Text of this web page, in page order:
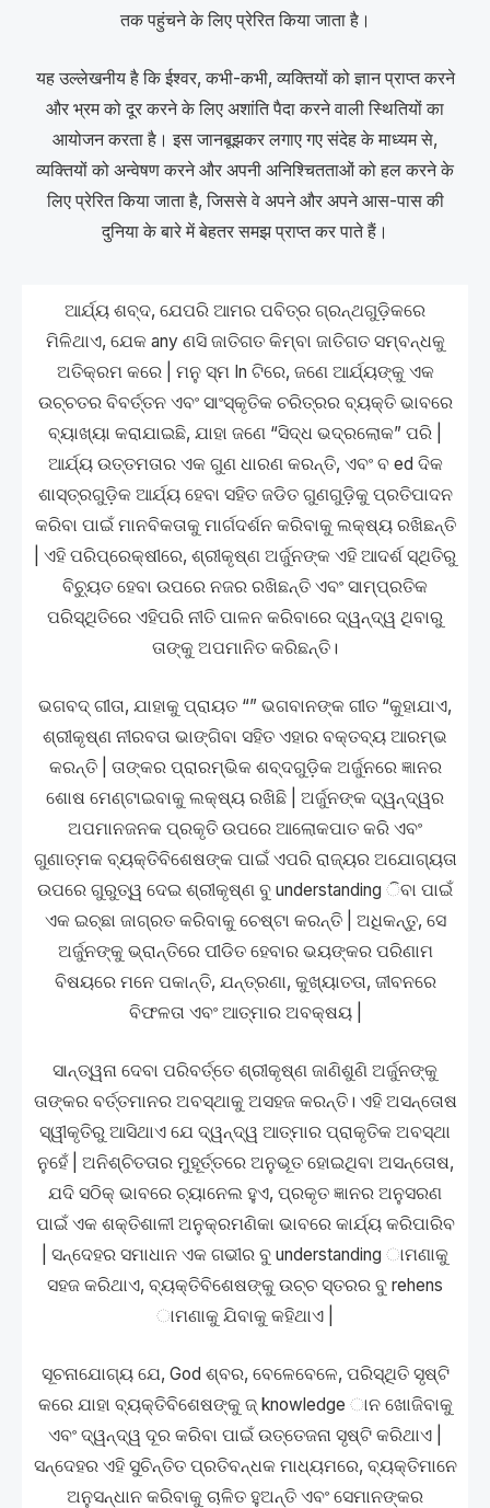
तक पहुंचने के लिए प्रेरित किया जाता है।
यह उल्लेखनीय है कि ईश्वर, कभी-कभी, व्यक्तियों को ज्ञान प्राप्त करने
और भ्रम को दूर करने के लिए अशांति पैदा करने वाली स्थितियों का
आयोजन करता है। इस जानबूझकर लगाए गए संदेह के माध्यम से,
व्यक्तियों को अन्वेषण करने और अपनी अनिश्चितताओं को हल करने के
लिए प्रेरित किया जाता है, जिससे वे अपने और अपने आस-पास की
दुनिया के बारे में बेहतर समझ प्राप्त कर पाते हैं।
ଆର୍ଯ୍ୟ ଶବ୍ଦ, ଯେପରି ଆମର ପବିତ୍ର ଗ୍ରନ୍ଥଗୁଡ଼ିକରେ
ମିଳିଥାଏ, ଯେକ any ଣସି ଜାତିଗତ କିମ୍ବା ଜାତିଗତ ସମ୍ବନ୍ଧକୁ
ଅତିକ୍ରମ କରେ | ମନୁ ସ୍ମ In ଟିରେ, ଜଣେ ଆର୍ଯ୍ୟଙ୍କୁ ଏକ
ଉଚ୍ଚତର ବିବର୍ତ୍ତନ ଏବଂ ସାଂସ୍କୃତିକ ଚରିତ୍ରର ବ୍ୟକ୍ତି ଭାବରେ
ବ୍ୟାଖ୍ୟା କରାଯାଇଛି, ଯାହା ଜଣେ “ସିଦ୍ଧ ଭଦ୍ରଲୋକ” ପରି |
ଆର୍ଯ୍ୟ ଉତ୍ତମତାର ଏକ ଗୁଣ ଧାରଣ କରନ୍ତି, ଏବଂ ବ ed ଦିକ
ଶାସ୍ତ୍ରଗୁଡ଼ିକ ଆର୍ଯ୍ୟ ହେବା ସହିତ ଜଡିତ ଗୁଣଗୁଡ଼ିକୁ ପ୍ରତିପାଦନ
କରିବା ପାଇଁ ମାନବିକତାକୁ ମାର୍ଗଦର୍ଶନ କରିବାକୁ ଲକ୍ଷ୍ୟ ରଖିଛନ୍ତି
| ଏହି ପରିପ୍ରେକ୍ଷୀରେ, ଶ୍ରୀକୃଷ୍ଣ ଅର୍ଜୁନଙ୍କ ଏହି ଆଦର୍ଶ ସ୍ଥିତିରୁ
ବିଚ୍ୟୁତ ହେବା ଉପରେ ନଜର ରଖିଛନ୍ତି ଏବଂ ସାମ୍ପ୍ରତିକ
ପରିସ୍ଥିତିରେ ଏହିପରି ନୀତି ପାଳନ କରିବାରେ ଦ୍ୱନ୍ଦ୍ୱ ଥିବାରୁ
ତାଙ୍କୁ ଅପମାନିତ କରିଛନ୍ତି।
ଭଗବଦ୍ ଗୀତା, ଯାହାକୁ ପ୍ରାୟତ “” ଭଗବାନଙ୍କ ଗୀତ “କୁହାଯାଏ,
ଶ୍ରୀକୃଷ୍ଣ ନୀରବତା ଭାଙ୍ଗିବା ସହିତ ଏହାର ବକ୍ତବ୍ୟ ଆରମ୍ଭ
କରନ୍ତି | ତାଙ୍କର ପ୍ରାରମ୍ଭିକ ଶବ୍ଦଗୁଡ଼ିକ ଅର୍ଜୁନରେ ଜ୍ଞାନର
ଶୋଷ ମେଣ୍ଟାଇବାକୁ ଲକ୍ଷ୍ୟ ରଖିଛି | ଅର୍ଜୁନଙ୍କ ଦ୍ୱନ୍ଦ୍ୱର
ଅପମାନଜନକ ପ୍ରକୃତି ଉପରେ ଆଲୋକପାତ କରି ଏବଂ
ଗୁଣାତ୍ମକ ବ୍ୟକ୍ତିବିଶେଷଙ୍କ ପାଇଁ ଏପରି ରାଜ୍ୟର ଅଯୋଗ୍ୟତା
ଉପରେ ଗୁରୁତ୍ୱ ଦେଇ ଶ୍ରୀକୃଷ୍ଣ ବୁ understanding ିବା ପାଇଁ
ଏକ ଇଚ୍ଛା ଜାଗ୍ରତ କରିବାକୁ ଚେଷ୍ଟା କରନ୍ତି | ଅଧିକନ୍ତୁ, ସେ
ଅର୍ଜୁନଙ୍କୁ ଭ୍ରାନ୍ତିରେ ପୀଡିତ ହେବାର ଭୟଙ୍କର ପରିଣାମ
ବିଷୟରେ ମନେ ପକାନ୍ତି, ଯନ୍ତ୍ରଣା, କୁଖ୍ୟାତତା, ଜୀବନରେ
ବିଫଳତା ଏବଂ ଆତ୍ମାର ଅବକ୍ଷୟ |
ସାନ୍ତ୍ୱନା ଦେବା ପରିବର୍ତ୍ତେ ଶ୍ରୀକୃଷ୍ଣ ଜାଣିଶୁଣି ଅର୍ଜୁନଙ୍କୁ
ତାଙ୍କର ବର୍ତ୍ତମାନର ଅବସ୍ଥାକୁ ଅସହଜ କରନ୍ତି। ଏହି ଅସନ୍ତୋଷ
ସ୍ୱୀକୃତିରୁ ଆସିଥାଏ ଯେ ଦ୍ୱନ୍ଦ୍ୱ ଆତ୍ମାର ପ୍ରାକୃତିକ ଅବସ୍ଥା
ନୁହେଁ | ଅନିଶ୍ଚିତତାର ମୁହୂର୍ତ୍ତରେ ଅନୁଭୂତ ହୋଇଥିବା ଅସନ୍ତୋଷ,
ଯଦି ସଠିକ୍ ଭାବରେ ଚ୍ୟାନେଲ ହୁଏ, ପ୍ରକୃତ ଜ୍ଞାନର ଅନୁସରଣ
ପାଇଁ ଏକ ଶକ୍ତିଶାଳୀ ଅନୁକ୍ରମଣିକା ଭାବରେ କାର୍ଯ୍ୟ କରିପାରିବ
| ସନ୍ଦେହର ସମାଧାନ ଏକ ଗଭୀର ବୁ understanding ାମଣାକୁ
ସହଜ କରିଥାଏ, ବ୍ୟକ୍ତିବିଶେଷଙ୍କୁ ଉଚ୍ଚ ସ୍ତରର ବୁ rehens
ାମଣାକୁ ଯିବାକୁ କହିଥାଏ |
ସୂଚନାଯୋଗ୍ୟ ଯେ, God ଶ୍ବର, ବେଳେବେଳେ, ପରିସ୍ଥିତି ସୃଷ୍ଟି
କରେ ଯାହା ବ୍ୟକ୍ତିବିଶେଷଙ୍କୁ ଜ୍ knowledge ାନ ଖୋଜିବାକୁ
ଏବଂ ଦ୍ୱନ୍ଦ୍ୱ ଦୂର କରିବା ପାଇଁ ଉତ୍ତେଜନା ସୃଷ୍ଟି କରିଥାଏ |
ସନ୍ଦେହର ଏହି ସୁଚିନ୍ତିତ ପ୍ରତିବନ୍ଧକ ମାଧ୍ୟମରେ, ବ୍ୟକ୍ତିମାନେ
ଅନୁସନ୍ଧାନ କରିବାକୁ ଚାଳିତ ହୁଅନ୍ତି ଏବଂ ସେମାନଙ୍କର